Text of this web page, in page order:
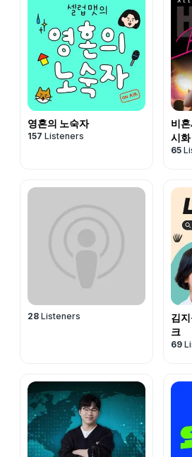
영혼의 노숙자
157 Listeners
비
시
65
28 Listeners
김
크
69